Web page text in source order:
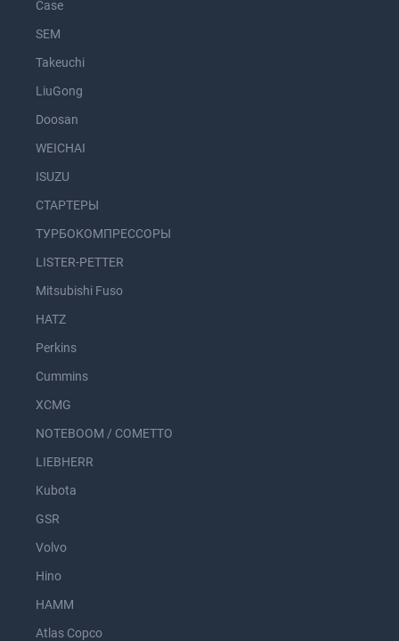
Case
SEM
Takeuchi
LiuGong
Doosan
WEICHAI
ISUZU
СТАРТЕРЫ
ТУРБОКОМПРЕССОРЫ
LISTER-PETTER
Mitsubishi Fuso
HATZ
Perkins
Cummins
XCMG
NOTEBOOM / COMETTO
LIEBHERR
Kubota
GSR
Volvo
Hino
HAMM
Atlas Copco